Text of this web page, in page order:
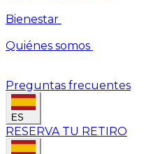
Bienestar
Quiénes somos
Preguntas frecuentes
ES
RESERVA TU RETIRO